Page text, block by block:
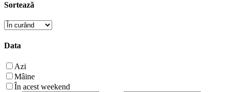
Sortează
Data
Azi
Mâine
În acest weekend